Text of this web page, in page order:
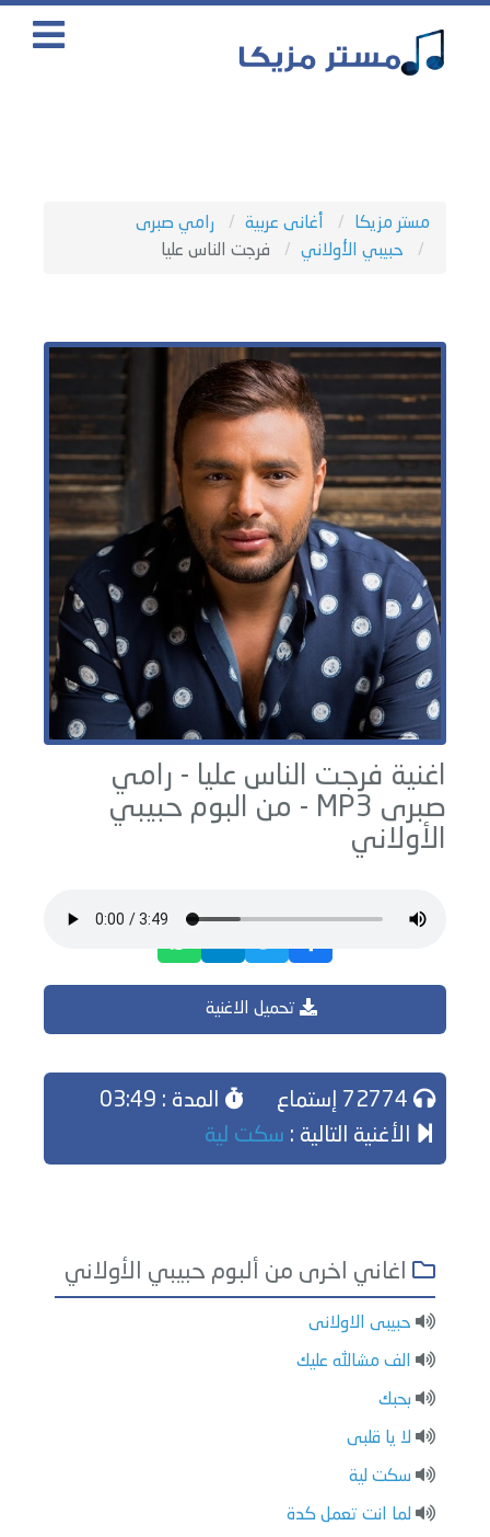
مستر مزيكا أغانى عربية
رامي صبرى
حبيبي الأولاني
فرجت الناس عليا
اغنية فرجت الناس عليا - رامي
صبرى
حبيبي
الأولاني
تحميل الاغنية
المدة : 03:49
الأغنية التالية : سكت لية
اغاني اخرى من ألبوم حبيبي الأولاني
حبيبى الاولانى
الف مشالله عليك
بحبك
لا يا قلبى
سكت لية
لما انت تعمل كدة